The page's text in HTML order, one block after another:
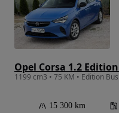
Opel Corsa 1.2
15 300 km